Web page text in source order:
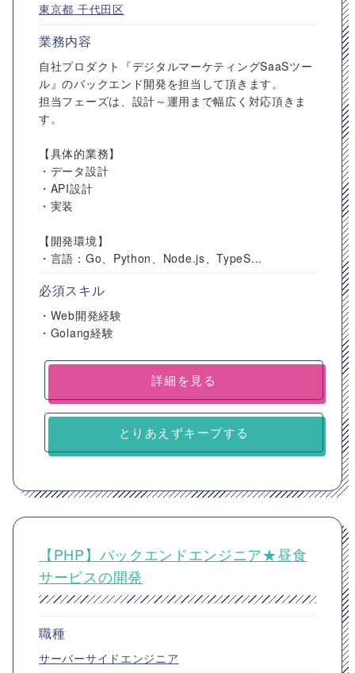
東京都 千代田区
業務内容
自社プロダクト『デジタルマーケティングSaaSツー
ル』のバックエンド開発を担当して頂きます。
担当フェーズは、設計～運用まで幅広く対応頂きま
す。
【具体的業務】
・データ設計
・API設計
・実装
【開発環境】
・言語：Go、Python、Node.js、TypeS...
必須スキル
・Web開発経験
・Golang経験
詳細を見る
とりあえずキープする
【PHP】バックエンドエンジニア★昼食
サービスの開発
職種
サーバーサイドエンジニア